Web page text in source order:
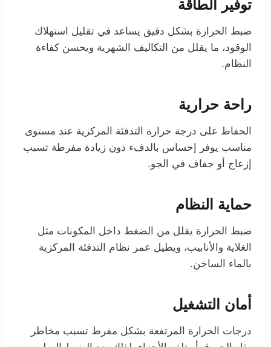
توفير الطاقة
ضبط الحرارة بشكل دقيق يساعد في تقليل استهلاك
الوقود، ما يقلل من التكاليف الشهرية ويحسن كفاءة
النظام.
راحة حرارية
الحفاظ على درجة حرارة التدفئة المركزية عند مستوى
مناسب يوفر إحساس بالدفء دون زيادة مفرطة تسبب
إزعاج أو جفاف في الجو.
حماية النظام
ضبط الحرارة يقلل من الضغط داخل المكونات مثل
الغلاية والأنابيب، ويطيل عمر نظام التدفئة المركزية
بالماء الساخن.
أمان التشغيل
درجات الحرارة المرتفعة بشكل مفرط تسبب مخاطر